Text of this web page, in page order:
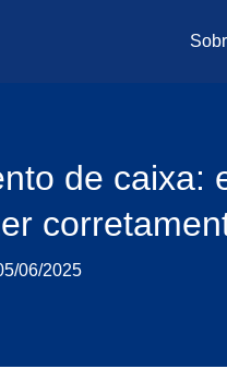
de caixa:
06/2025